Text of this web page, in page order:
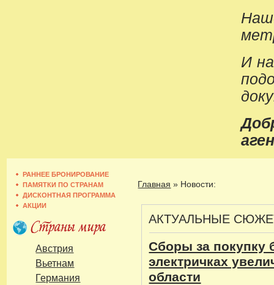
И
РАННЕЕ БРОНИРОВАНИЕ
ПАМЯТКИ ПО СТРАНАМ
ДИСКОНТНАЯ ПРОГРАММА
АКЦИИ
Австрия
Вьетнам
Германия
Главная » Новости:
АКТУАЛЬНЫЕ
Сборы за покупку
электричках
области